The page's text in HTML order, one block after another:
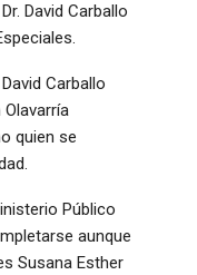
David Carballo
Carballo
quien se
Público
aunque
Susana Esther